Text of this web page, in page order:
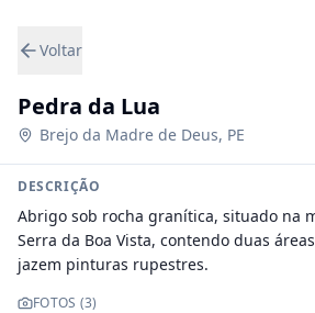
Voltar
Pedra da Lua
Brejo da Madre de Deus, PE
DESCRIÇÃO
Abrigo sob rocha granítica, situado na
Serra da Boa Vista, contendo duas
jazem pinturas rupestres.
FOTOS (3)